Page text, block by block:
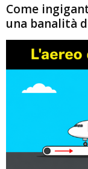
Come
una banalità